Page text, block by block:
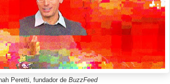
Peretti, fundador de BuzzFeed